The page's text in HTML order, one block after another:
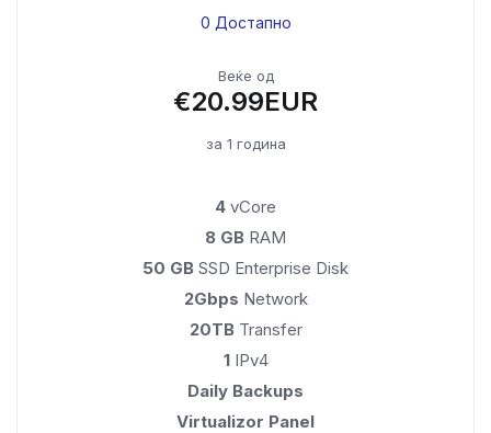
0 Достапно
Веќе од
€20.99EUR
за 1 година
4 vCore
8 GB RAM
50 GB SSD Enterprise Disk
2Gbps Network
20TBTransfer
1IPv4
Daily Backups
Virtualizor Panel